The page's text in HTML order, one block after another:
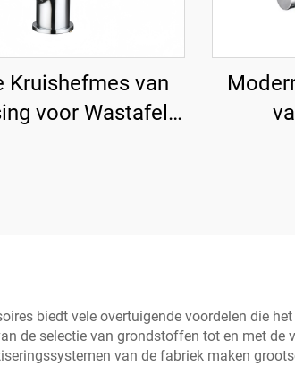
Kruishefmes van
voor Wastafel -
biedt vele overtuigende voordelen die
de selectie van grondstoffen tot en met
van de fabriek maken